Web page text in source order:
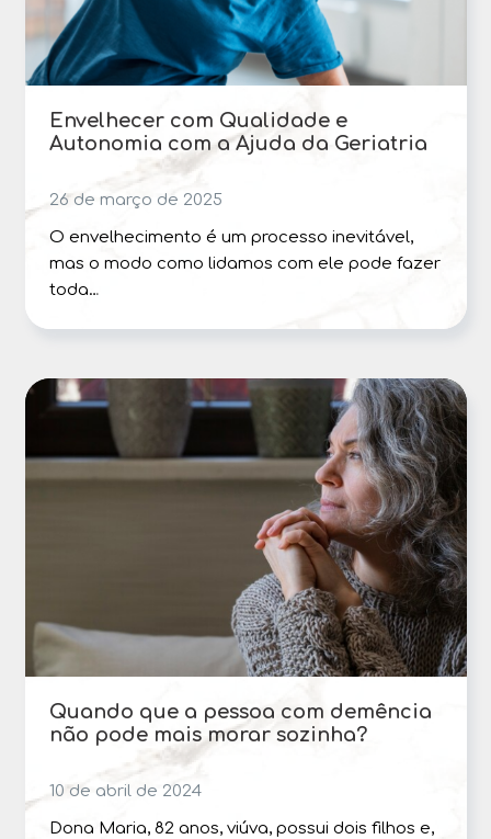
Envelhecer com Qualidade e
Autonomia com a Ajuda da Geriatria
26 de março de 2025
O envelhecimento é um processo inevitável,
mas o modo como lidamos com ele pode fazer
toda…
Quando que a pessoa com demência
não pode mais morar sozinha?
10 de abril de 2024
Dona Maria, 82 anos, viúva, possui dois filhos e,